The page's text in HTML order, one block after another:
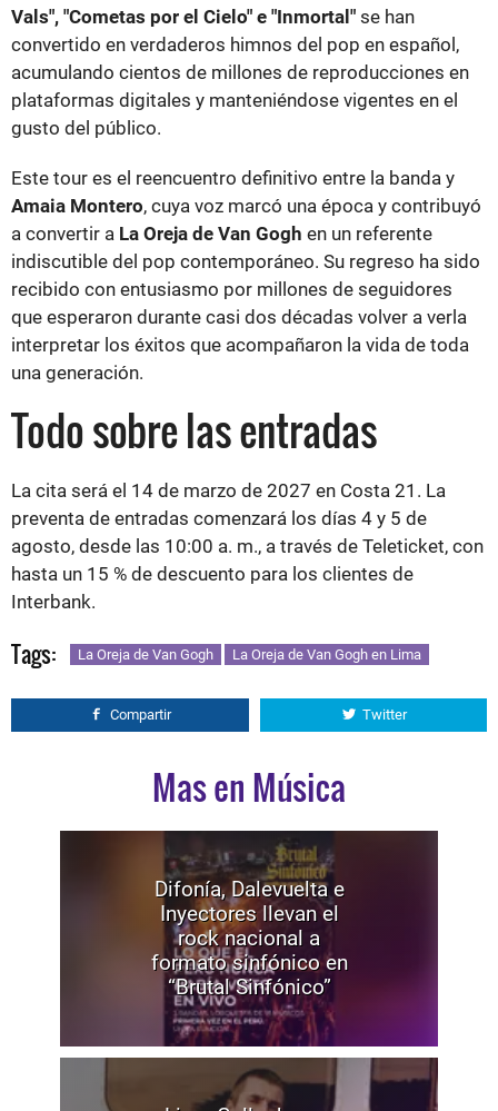
Vals", "Cometas por el Cielo" e "Inmortal" se han
convertido en verdaderos himnos del pop en español,
acumulando cientos de millones de reproducciones en
plataformas digitales y manteniéndose vigentes en el
gusto del público.
Este tour es el reencuentro definitivo entre la banda y
Amaia Montero, cuya voz marcó una época y contribuyó
a convertir a La Oreja de Van Gogh en un referente
indiscutible del pop contemporáneo. Su regreso ha sido
recibido con entusiasmo por millones de seguidores
que esperaron durante casi dos décadas volver a verla
interpretar los éxitos que acompañaron la vida de toda
una generación.
Todo sobre las entradas
La cita será el 14 de marzo de 2027 en Costa 21. La
preventa de entradas comenzará los días 4 y 5 de
agosto, desde las 10:00 a. m., a través de Teleticket, con
hasta un 15 % de descuento para los clientes de
Interbank.
Tags: La Oreja de Van Gogh La Oreja de Van Gogh en Lima
Compartir Twitter
Mas en Música
Difonía, Dalevuelta e
Inyectores llevan el
rock nacional a
formato sinfónico en
“Brutal Sinfónico”